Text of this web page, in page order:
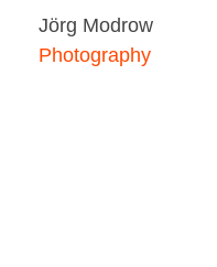
Jörg Modrow
Photography